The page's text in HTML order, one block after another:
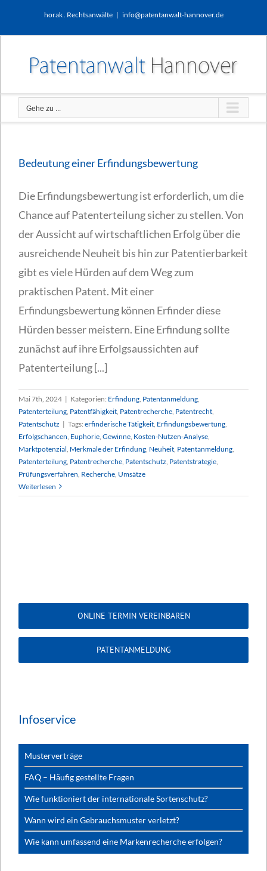
horak . Rechtsanwälte | info@patentanwalt-hannover.de
Gehe zu ...
Bedeutung einer Erfindungsbewertung
Die Erfindungsbewertung ist erforderlich, um die
Chance auf Patenterteilung sicher zu stellen. Von
der Aussicht auf wirtschaftlichen Erfolg über die
ausreichende Neuheit bis hin zur Patentierbarkeit
gibt es viele Hürden auf dem Weg zum
praktischen Patent. Mit einer
Erfindungsbewertung können Erfinder diese
Hürden besser meistern. Eine Erfindung sollte
zunächst auf ihre Erfolgsaussichten auf
Patenterteilung [...]
Mai 7th, 2024 | Kategorien: Erfindung Patentanmeldung
Patenterteilung Patentfähigkeit Patentrecherche Patentrecht
Patentschutz | Tags: erfinderische Tätigkeit Erfindungsbewertung
Erfolgschancen Euphorie Gewinne Kosten-Nutzen-Analyse
Marktpotenzial Merkmale der Erfindung Neuheit Patentanmeldung
Patenterteilung Patentrecherche Patentschutz Patentstrategie
Prüfungsverfahren Recherche Umsätze
Weiterlesen
ONLINE TERMIN VEREINBAREN
PATENTANMELDUNG
Infoservice
Musterverträge
FAQ – Häufig gestellte Fragen
Wie funktioniert der internationale Sortenschutz?
Wann wird ein Gebrauchsmuster verletzt?
Wie kann umfassend eine Markenrecherche erfolgen?